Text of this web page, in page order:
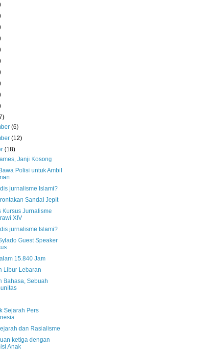
(6)
(12)
(18)
Janji Kosong
Polisi untuk Ambil
jurnalisme Islami?
Sandal Jepit
Kursus Jurnalisme
XIV
jurnalisme Islami?
Guest Speaker
15.840 Jam
Libur Lebaran
Bahasa, Sebuah
Sejarah Pers
dan Rasialisme
ketiga dengan
Anak